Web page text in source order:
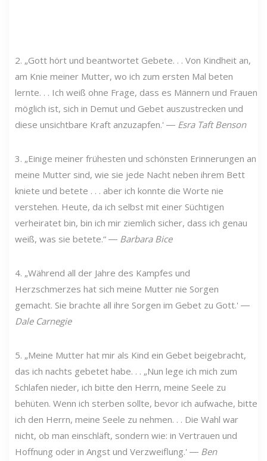
2. „Gott hört und beantwortet Gebete. . . Von Kindheit an,
am Knie meiner Mutter, wo ich zum ersten Mal beten
lernte. . . Ich weiß ohne Frage, dass es Männern und Frauen
möglich ist, sich in Demut und Gebet auszustrecken und
diese unsichtbare Kraft anzuzapfen.' ― Esra Taft Benson
3. „Einige meiner frühesten und schönsten Erinnerungen an
meine Mutter sind, wie sie jede Nacht neben ihrem Bett
kniete und betete . . . aber ich konnte die Worte nie
verstehen. Heute, da ich selbst mit einer Süchtigen
verheiratet bin, bin ich mir ziemlich sicher, dass ich genau
weiß, was sie betete.“ ― Barbara Bice
4. „Während all der Jahre des Kampfes und
Herzschmerzes hat sich meine Mutter nie Sorgen
gemacht. Sie brachte all ihre Sorgen im Gebet zu Gott.' ―
Dale Carnegie
5. „Meine Mutter hat mir als Kind ein Gebet beigebracht,
das ich nachts gebetet habe. . . „Nun lege ich mich zum
Schlafen nieder, ich bitte den Herrn, meine Seele zu
behüten. Wenn ich sterben sollte, bevor ich aufwache, bitte
ich den Herrn, meine Seele zu nehmen. . . Die Wahl war
nicht, ob man einschläft, sondern wie: in Vertrauen und
Hoffnung oder in Angst und Verzweiflung.' ― Ben